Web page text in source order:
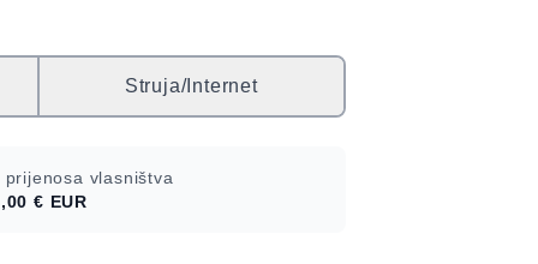
Struja/Internet
prijenosa vlasništva
€ EUR